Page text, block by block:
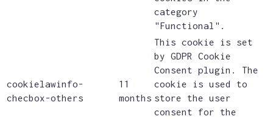
category
"Functional".
cookielawinfo-
checbox-others
11
months
This cookie is set
by GDPR Cookie
Consent plugin. The
cookie is used to
store the user
consent for the